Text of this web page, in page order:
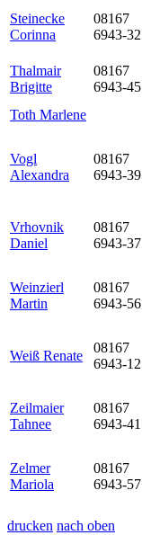
Steinecke
Corinna
08167
6943-32
Thalmair
Brigitte
08167
6943-45
Toth Marlene
Vogl
Alexandra
08167
6943-39
Vrhovnik
Daniel
08167
6943-37
Weinzierl
Martin
08167
6943-56
Weiß Renate
08167
6943-12
Zeilmaier
Tahnee
08167
6943-41
Zelmer
Mariola
08167
6943-57
drucken nach oben